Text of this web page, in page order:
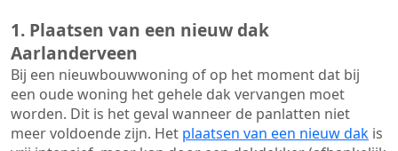
1. Plaatsen van een nieuw dak
Aarlanderveen
Bij een nieuwbouwwoning of op het moment dat bij
een oude woning het gehele dak vervangen moet
worden. Dit is het geval wanneer de panlatten niet
meer voldoende zijn. Het plaatsen van een nieuw dak is